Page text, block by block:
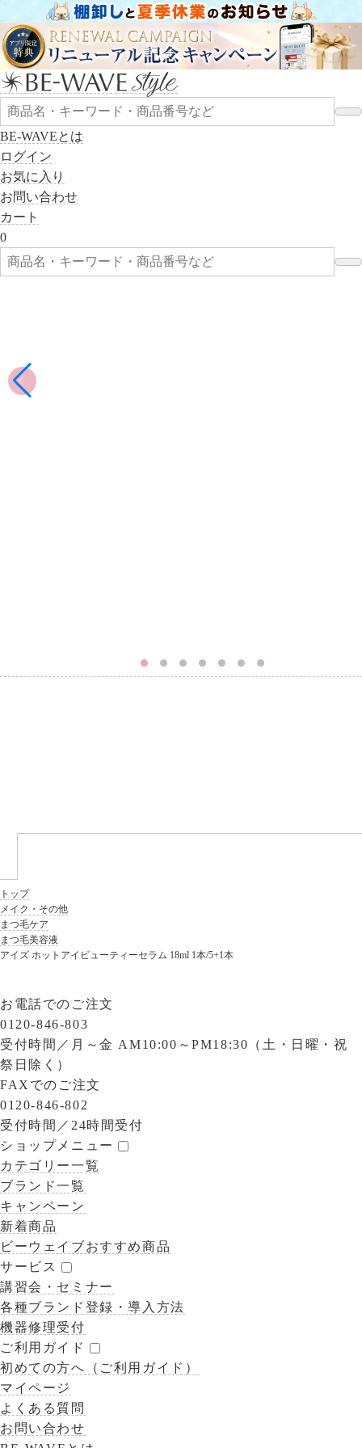
BE-WAVEとは
ログイン
お気に入り
お問い合わせ
カート
0
トップ
メイク・その他
まつ毛ケア
まつ毛美容液
アイズ ホットアイビューティーセラム 18ml 1本/5+1本
お電話でのご注文
0120-846-803
受付時間／ 月～金 AM10:00～PM18:30（土・日曜・祝
祭日除く）
FAXでのご注文
0120-846-802
受付時間／ 24時間受付
ショップメニュー
カテゴリー一覧
ブランド一覧
キャンペーン
新着商品
ビーウェイブおすすめ商品
サービス
講習会・セミナー
各種ブランド登録・導入方法
機器修理受付
ご利用ガイド
初めての方へ（ご利用ガイド）
マイページ
よくある質問
お問い合わせ